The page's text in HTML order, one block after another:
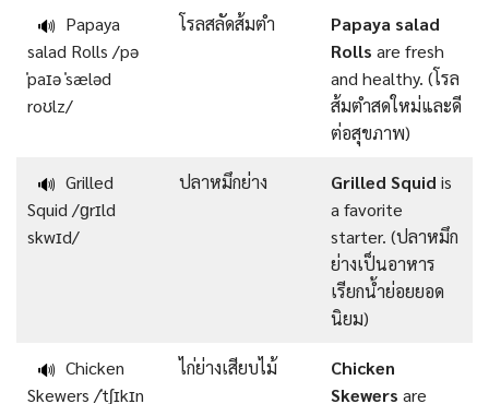
🔊 Papaya
salad Rolls /pə
ˈpaɪə ˈsæləd
roʊlz/
โรลสลัดส้มตำ
Papaya salad
Rolls are fresh
and healthy. (โรล
ส้มตำสดใหม่และดี
ต่อสุขภาพ)
🔊 Grilled
Squid /ɡrɪld
skwɪd/
ปลาหมึกย่าง Grilled Squid is
a favorite
starter. (ปลาหมึก
ย่างเป็นอาหาร
เรียกน้ำย่อยยอด
นิยม)
🔊 Chicken
Skewers /ˈtʃɪkɪn
ไก่ย่างเสียบไม้
Chicken
Skewers are